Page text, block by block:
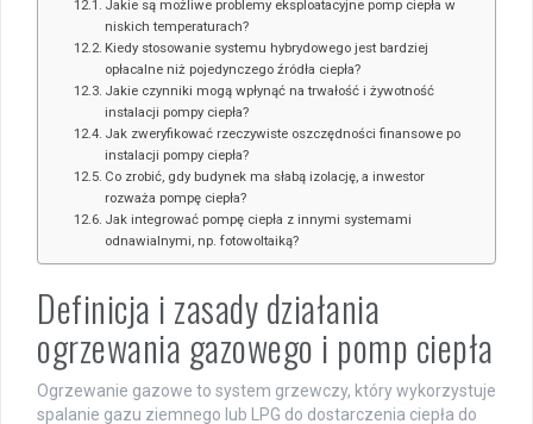
Jakie są możliwe problemy eksploatacyjne pomp ciepła w
niskich temperaturach?
Kiedy stosowanie systemu hybrydowego jest bardziej
opłacalne niż pojedynczego źródła ciepła?
Jakie czynniki mogą wpłynąć na trwałość i żywotność
instalacji pompy ciepła?
Jak zweryfikować rzeczywiste oszczędności finansowe po
instalacji pompy ciepła?
Co zrobić, gdy budynek ma słabą izolację, a inwestor
rozważa pompę ciepła?
Jak integrować pompę ciepła z innymi systemami
odnawialnymi, np. fotowoltaiką?
Definicja i zasady działania
ogrzewania gazowego i pomp ciepła
Ogrzewanie gazowe to system grzewczy, który wykorzystuje
spalanie gazu ziemnego lub LPG do dostarczenia ciepła do